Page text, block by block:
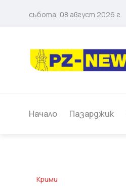
събота, 08 август 2026 г.
Начало Пазарджик
Крими